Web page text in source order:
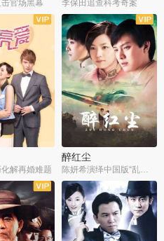
官场黑幕
李保田追查科考奇案
解再婚难题
全30集
醉红尘
陈妍希演绎中国版“乱世佳人”
全30集